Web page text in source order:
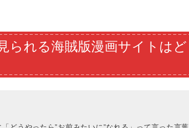
られる海賊版漫画サイトはど